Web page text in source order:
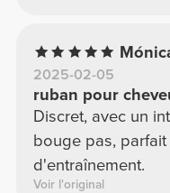
2025-02-05
ruban pour
Discret, avec un
bouge pas,
d'entraînement.
Voir l'original